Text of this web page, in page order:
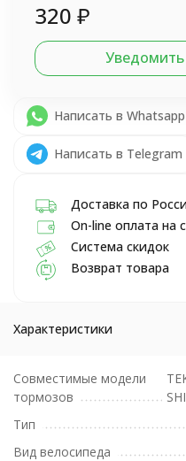
320 ₽
Написать в Whatsapp
Написать в Telegram
Доставка по
On-line оплата на
Система скидок
Возврат товара
Характеристики
Совместимые модели
тормозов
Тип
Вид велосипеда